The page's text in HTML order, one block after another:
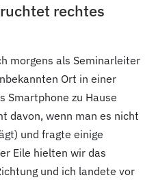
rechtes
morgens als Seminarleiter
Ort in einer
Smartphone zu Hause
davon, wenn man es nicht
und fragte einige
Eile hielten wir das
und ich landete vor